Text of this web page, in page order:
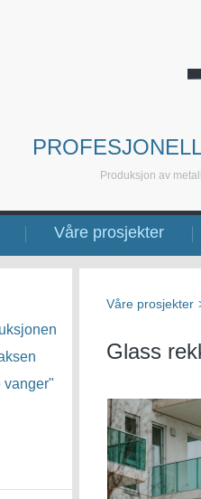
Produksjon av
Våre prosjekter
vanger"
Våre prosjekter
Glass